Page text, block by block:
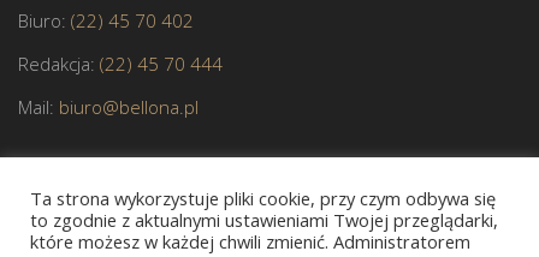
Biuro: (22) 45 70 402
Redakcja: (22) 45 70 444
Mail: biuro@bellona.pl
Ta strona wykorzystuje pliki cookie, przy czym odbywa się
to zgodnie z aktualnymi ustawieniami Twojej przeglądarki,
które możesz w każdej chwili zmienić. Administratorem